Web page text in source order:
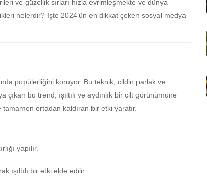
ve güzellik sırları hızla evrimleşmekte ve dünya
nelerdir? İşte 2024’ün en dikkat çeken sosyal medya
popülerliğini koruyor. Bu teknik, cildin parlak ve
bu trend, ışıltılı ve aydınlık bir cilt görünümüne
tamamen ortadan kaldıran bir etki yaratır.
yapılır.
ışıltılı bir etki elde edilir.